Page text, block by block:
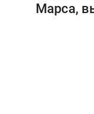
Марса,